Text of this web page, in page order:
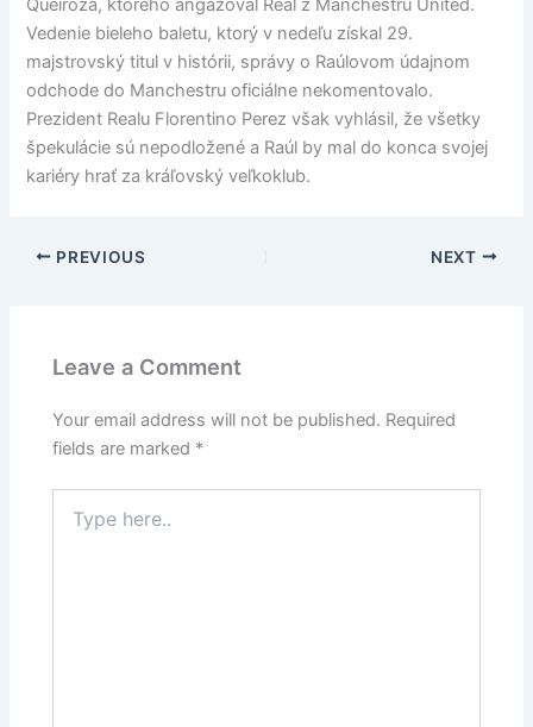
Queiroza, ktorého angažoval Real z Manchestru United.
Vedenie bieleho baletu, ktorý v nedeľu získal 29.
majstrovský titul v histórii, správy o Raúlovom údajnom
odchode do Manchestru oficiálne nekomentovalo.
Prezident Realu Florentino Perez však vyhlásil, že všetky
špekulácie sú nepodložené a Raúl by mal do konca svojej
kariéry hrať za kráľovský veľkoklub.
PREVIOUS NEXT
Leave a Comment
Your email address will not be published. Required
fields are marked *
here..